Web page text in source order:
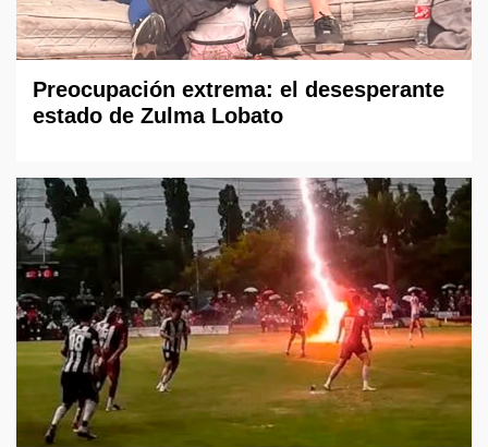
Preocupación extrema: el desesperante
estado de Zulma Lobato